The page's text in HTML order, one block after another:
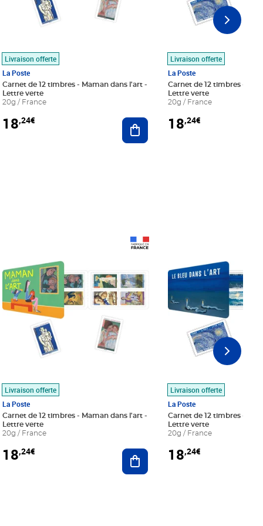
au panier
Livraison offerte
La Poste
Carnet de 12 timbres - Maman dans l'art -
Lettre verte
20g / France
18,24€ Ajouter au panier
Livraison offerte
La Poste
Carnet de 12 timbres - Le
Lettre verte
20g / France
18,24€
au panier
Livraison offerte
La Poste
Carnet de 12 timbres - Maman dans l'art -
Lettre verte
20g / France
18,24€ Ajouter au panier
Livraison offerte
La Poste
Carnet de 12 timbres - Le
Lettre verte
20g / France
18,24€